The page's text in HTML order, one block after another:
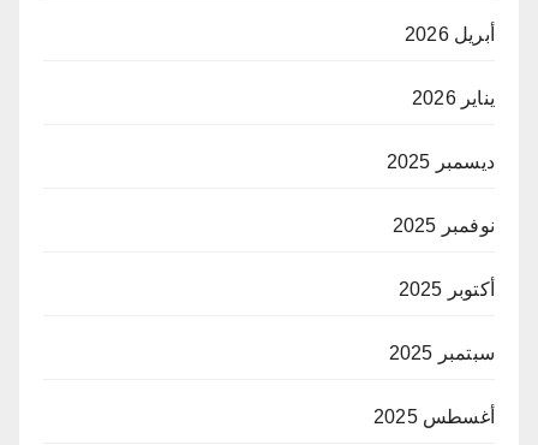
أبريل 2026
يناير 2026
ديسمبر 2025
نوفمبر 2025
أكتوبر 2025
سبتمبر 2025
أغسطس 2025